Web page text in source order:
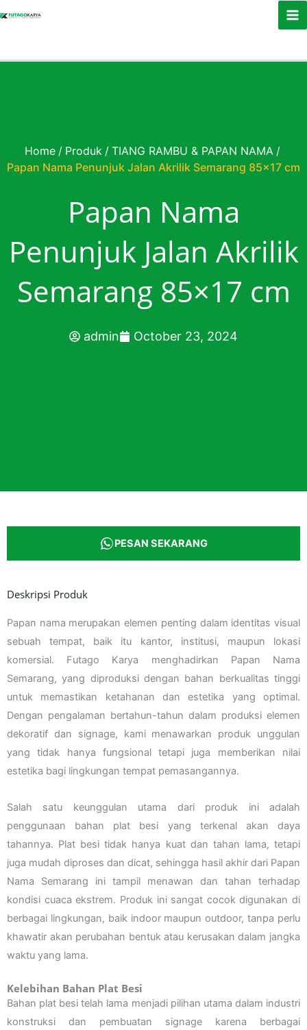
Home / Produk / TIANG RAMBU & PAPAN NAMA /
Papan Nama Penunjuk Jalan Akrilik Semarang 85×17 cm
Papan Nama
Penunjuk Jalan Akrilik
Semarang 85×17 cm
admin October 23, 2024
PESAN SEKARANG
Deskripsi Produk
Papan nama merupakan elemen penting dalam identitas visual
sebuah tempat, baik itu kantor, institusi, maupun lokasi
komersial. Futago Karya menghadirkan Papan Nama
Semarang, yang diproduksi dengan bahan berkualitas tinggi
untuk memastikan ketahanan dan estetika yang optimal.
Dengan pengalaman bertahun-tahun dalam produksi elemen
dekoratif dan signage, kami menawarkan produk unggulan
yang tidak hanya fungsional tetapi juga memberikan nilai
estetika bagi lingkungan tempat pemasangannya.
Salah satu keunggulan utama dari produk ini adalah
penggunaan bahan plat besi yang terkenal akan daya
tahannya. Plat besi tidak hanya kuat dan tahan lama, tetapi
juga mudah diproses dan dicat, sehingga hasil akhir dari Papan
Nama Semarang ini tampil menawan dan tahan terhadap
kondisi cuaca ekstrem. Produk ini sangat cocok digunakan di
berbagai lingkungan, baik indoor maupun outdoor, tanpa perlu
khawatir akan perubahan bentuk atau kerusakan dalam jangka
waktu yang lama.
Kelebihan Bahan Plat Besi
Bahan plat besi telah lama menjadi pilihan utama dalam industri
konstruksi dan pembuatan signage karena berbagai